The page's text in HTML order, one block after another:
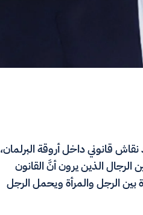
قانوني داخل أروقة البرلمان،
الذين يرون أنَّ القانون
بين الرجل والمرأة ويحمل الرجل